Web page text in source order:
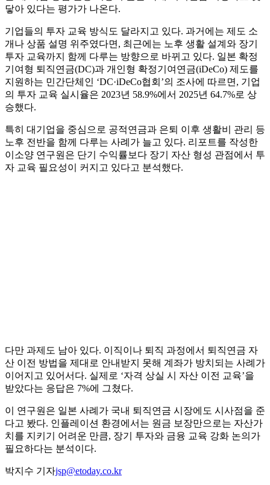
닿아 있다는 평가가 나온다.
기업들의 투자 교육 방식도 달라지고 있다. 과거에는 제도 소
개나 상품 설명 위주였다면, 최근에는 노후 생활 설계와 장기
투자 교육까지 함께 다루는 방향으로 바뀌고 있다. 일본 확정
기여형 퇴직연금(DC)과 개인형 확정기여연금(iDeCo) 제도를
지원하는 민간단체인 ‘DC·iDeCo협회’의 조사에 따르면, 기업
의 투자 교육 실시율은 2023년 58.9%에서 2025년 64.7%로 상
승했다.
특히 대기업을 중심으로 공적연금과 은퇴 이후 생활비 관리 등
노후 전반을 함께 다루는 사례가 늘고 있다. 리포트를 작성한
이소양 연구원은 단기 수익률보다 장기 자산 형성 관점에서 투
자 교육 필요성이 커지고 있다고 분석했다.
다만 과제도 남아 있다. 이직이나 퇴직 과정에서 퇴직연금 자
산 이전 방법을 제대로 안내받지 못해 계좌가 방치되는 사례가
이어지고 있어서다. 실제로 ‘자격 상실 시 자산 이전 교육’을
받았다는 응답은 7%에 그쳤다.
이 연구원은 일본 사례가 국내 퇴직연금 시장에도 시사점을 준
다고 봤다. 인플레이션 환경에서는 원금 보장만으로는 자산가
치를 지키기 어려운 만큼, 장기 투자와 금융 교육 강화 논의가
필요하다는 분석이다.
박지수 기자jsp@etoday.co.kr